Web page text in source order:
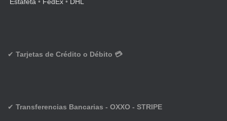
✔ Tarjetas de Crédito o Débito 💳
✔ Transferencias Bancarias - OXXO - STRIPE